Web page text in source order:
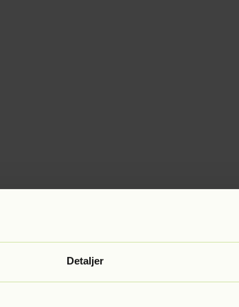
Detaljer